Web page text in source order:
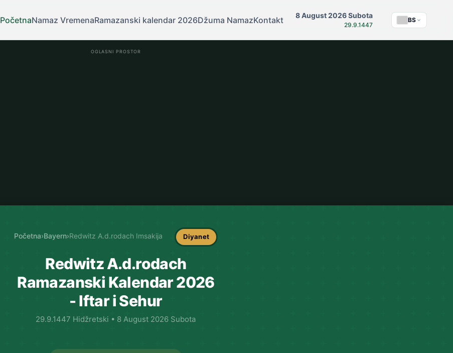
PočetnaNamaz VremenaRamazanski kalendar 2026Džuma NamazKontakt 8 August 2026 Subota
29.9.1447
BS
OGLASNI PROSTOR
Početna›Bayern›Redwitz A.d.rodach Imsakija Diyanet
Redwitz A.d.rodach
Ramazanski Kalendar 2026
- Iftar i Sehur
29.9.1447 Hidžretski • 8 August 2026 Subota